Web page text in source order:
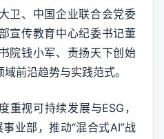
卫、中国企业联合会党委
宣传教育中心纪委书记董
院钱小军、责扬天下创始
前沿趋势与实践范式。
视可持续发展与ESG，
业部，推动“混合式AI”战